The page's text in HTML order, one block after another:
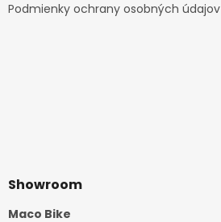
Podmienky ochrany osobných údajov
Showroom
Maco Bike